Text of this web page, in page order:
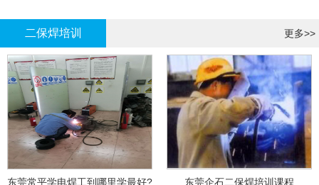
二保焊培训 更多>>
东莞常平学电焊工到哪里学最好? 东莞企石二保焊培训课程